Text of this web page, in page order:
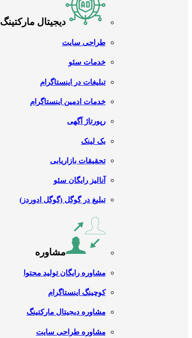
دیجیتال مارکتینگ
طراحی سایت
خدمات سئو
تبلیغات در اینستاگرام
خدمات ادمین اینستاگرام
رپورتاژ آگهی
بک لینک
تحقیقات بازاریابی
آنالیز رایگان سئو
تبلیغ در گوگل (گوگل ادوردز)
مشاوره
مشاوره رایگان تولید محتوا
کوچینگ اینستاگرام
مشاوره دیجیتال مارکتینگ
مشاوره طراحی سایت